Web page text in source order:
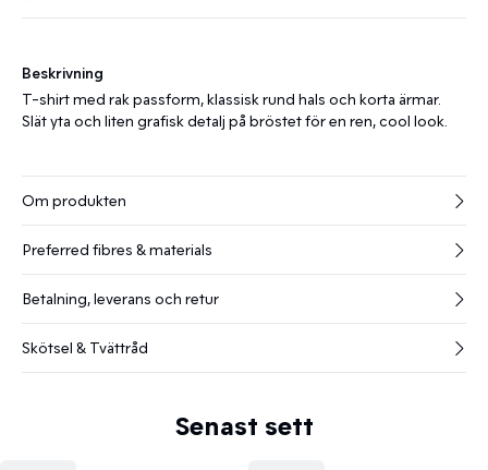
Beskrivning
T-shirt med rak passform, klassisk rund hals och korta ärmar.
Slät yta och liten grafisk detalj på bröstet för en ren, cool look.
Om produkten
Preferred fibres & materials
Betalning, leverans och retur
Skötsel & Tvättråd
Senast sett